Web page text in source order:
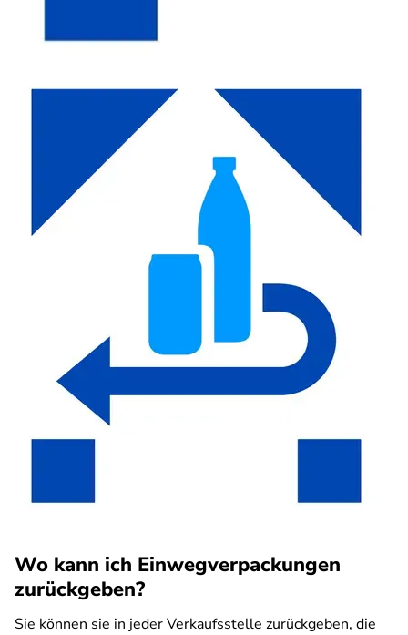
Wo kann ich Einwegverpackungen
zurückgeben?
Sie können sie in jeder Verkaufsstelle zurückgeben, die